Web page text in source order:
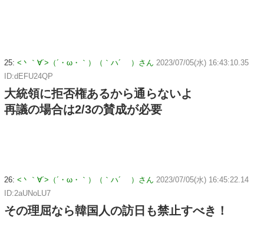
25: <丶｀∀´>（´・ω・｀）（｀ハ´ ）さん 2023/07/05(水) 16:43:10.35
ID:dEFU24QP
大統領に拒否権あるから通らないよ
再議の場合は2/3の賛成が必要
26: <丶｀∀´>（´・ω・｀）（｀ハ´ ）さん 2023/07/05(水) 16:45:22.14
ID:2aUNoLU7
その理屈なら韓国人の訪日も禁止すべき！